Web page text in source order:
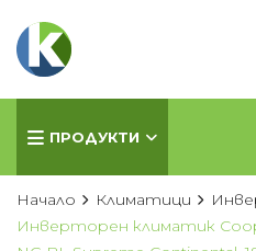
ПРОДУКТИ
Начало Климатици
Инверторен климатик